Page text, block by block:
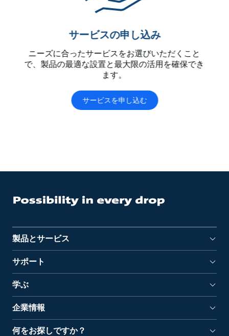
サービスの申し込み
ニーズに合ったサービスをお選びいただくこと
で、製品の最適な設置と最大限の活用を確保でき
ます。
サービスを申し込む
製品とサービス
サポート
学ぶ
企業情報
何をお探しですか？